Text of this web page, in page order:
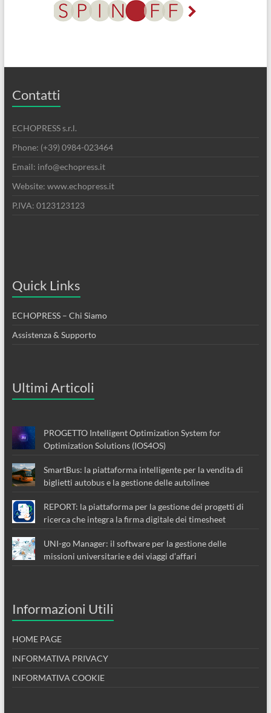
Contatti
ECHOPRESS s.r.l.
Phone: (+39) 0984-023464
Email: info@echopress.it
Website: www.echopress.it
P.IVA: 0123123123
Quick Links
ECHOPRESS – Chi Siamo
Assistenza & Supporto
Ultimi Articoli
PROGETTO Intelligent Optimization System for
Optimization Solutions (IOS4OS)
SmartBus: la piattaforma intelligente per la vendita di
biglietti autobus e la gestione delle autolinee
REPORT: la piattaforma per la gestione dei progetti di
ricerca che integra la firma digitale dei timesheet
UNI-go Manager: il software per la gestione delle
missioni universitarie e dei viaggi d’affari
Informazioni Utili
HOME PAGE
INFORMATIVA PRIVACY
INFORMATIVA COOKIE